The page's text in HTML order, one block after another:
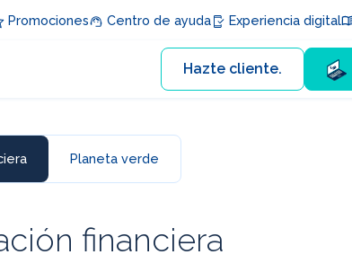
Promociones Centro de ayuda Experiencia digital
Hazte cliente.
Planeta verde
financiera